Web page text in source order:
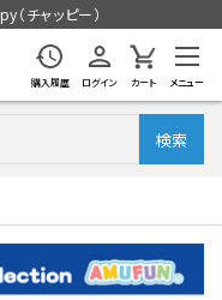
チャッピー）
購入履歴 ログイン カート メニュー
検索